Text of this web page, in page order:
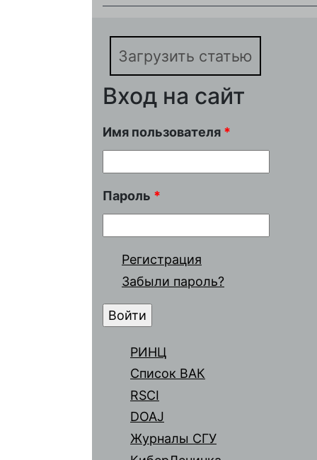
Загрузить статью
Вход на сайт
Имя пользователя *
Пароль *
Регистрация
Забыли пароль?
РИНЦ
Список ВАК
RSCI
DOAJ
Журналы СГУ